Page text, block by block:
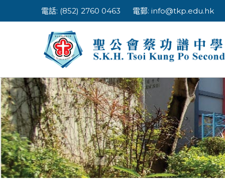
to
電話: (852) 2760 0463 電郵: info@tkp.edu.hk